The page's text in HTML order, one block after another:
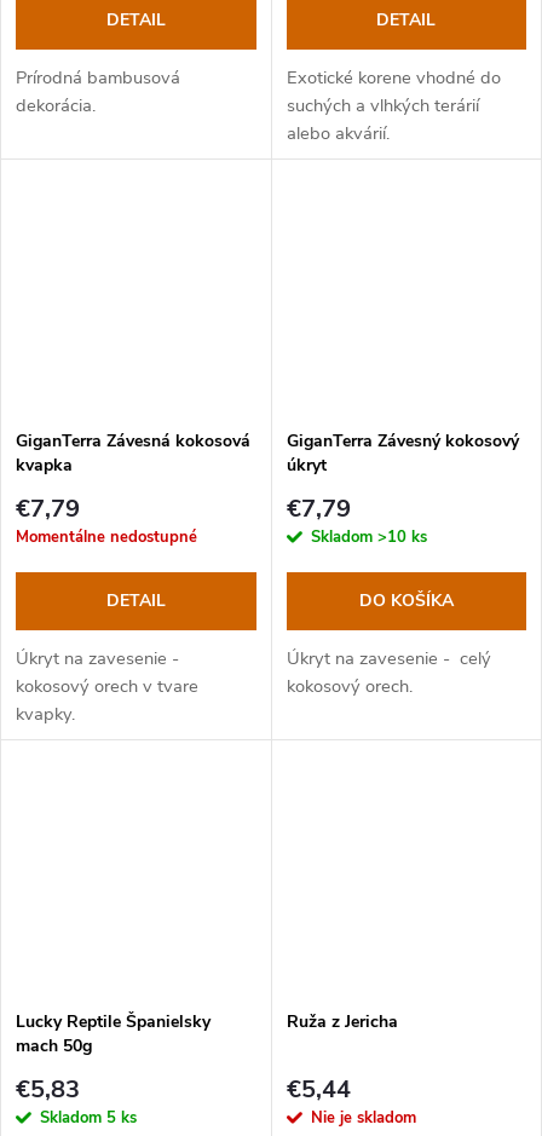
DETAIL
Prírodná bambusová
dekorácia.
DETAIL
Exotické korene vhodné do
suchých a vlhkých terárií
alebo akvárií.
GiganTerra Závesná kokosová
kvapka
€7,79
Momentálne nedostupné
DETAIL
Úkryt na zavesenie -
kokosový orech v tvare
kvapky.
GiganTerra Závesný kokosový
úkryt
€7,79
Skladom >10 ks
DO KOŠÍKA
Úkryt na zavesenie - celý
kokosový orech.
Lucky Reptile Španielsky
mach 50g
€5,83
Skladom 5 ks
Ruža z Jericha
€5,44
Nie je skladom